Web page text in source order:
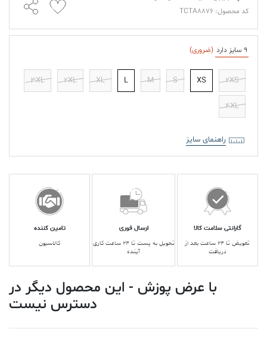
کد محصول: TCTA8876
9 سایز دارد (ضروری)
2XS
XS
S
M
L
XL
2XL
3XL
4XL
راهنمای سایز
گارانتی سلامت کالا
تعویض تا ۲۴ ساعت بعد از
دریافت
ارسال فوری
تحویل به پست تا ۲۴ ساعت کاری
آینده
تامین کننده
کالاسیون
با عرض پوزش - این محصول دیگر در
دسترس نیست